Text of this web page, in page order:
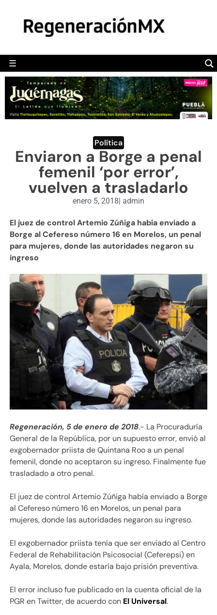
☰
POLÍTICA
CAMALEÓN
OPINIÓN
DEPORTES
ENGLISH SECTION
VIDEOS
Política
Enviaron a Borge a penal
femenil ‘por error’,
vuelven a trasladarlo
enero 5, 2018| admin
El juez de control Artemio Zúñiga había enviado a
Borge al Cefereso número 16 en Morelos, un penal
para mujeres, donde las autoridades negaron su
ingreso
Regeneración, 5 de enero de 2018.- La Procuraduría
General de la República, por un supuesto error, envió al
exgobernador priista de Quintana Roo a un penal
femenil, donde no aceptaron su ingreso. Finalmente fue
trasladado a otro penal.
El juez de control Artemio Zúñiga había enviado a Borge
al Cefereso número 16 en Morelos, un penal para
mujeres, donde las autoridades negaron su ingreso.
El exgobernador priista tenía que ser enviado al Centro
Federal de Rehabilitación Psicosocial (Ceferepsi) en
Ayala, Morelos, donde estaría bajo prisión preventiva.
El error incluso fue publicado en la cuenta oficial de la
PGR en Twitter, de acuerdo con El Universal.